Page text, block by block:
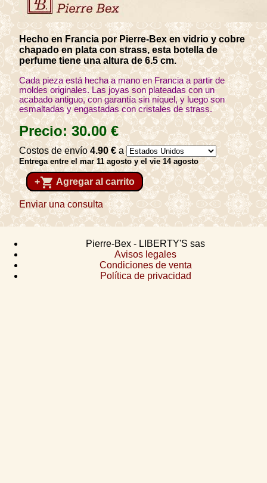
Hecho en Francia por Pierre-Bex en vidrio y cobre
chapado en plata con strass, esta botella de
perfume tiene una altura de 6.5 cm.
Cada pieza está hecha a mano en Francia a partir de
moldes originales. Las joyas son plateadas con un
acabado antiguo, con garantía sin níquel, y luego son
esmaltadas y engastadas con cristales de strass.
Precio:30.00€
Costos de envío 4.90€a
Entrega entre el mar 11 agosto y el vie 14 agosto
+shopping_cart Agregar al carrito
Enviar una consulta
Pierre-Bex - LIBERTY'S sas
Avisos legales
Condiciones de venta
Política de privacidad